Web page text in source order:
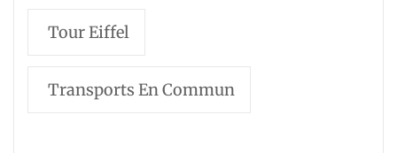
Tour Eiffel
Transports En Commun